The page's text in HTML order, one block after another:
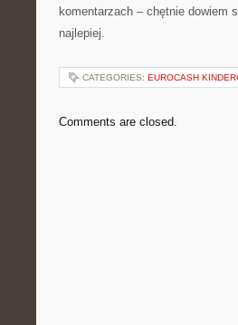
komentarzach – chętnie dowiem
najlepiej.
CATEGORIES: EUROCASH
Comments are closed.